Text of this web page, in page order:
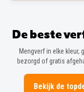
De beste
Mengverf in elke kleur,
bezorgd of gratis
Bekijk de